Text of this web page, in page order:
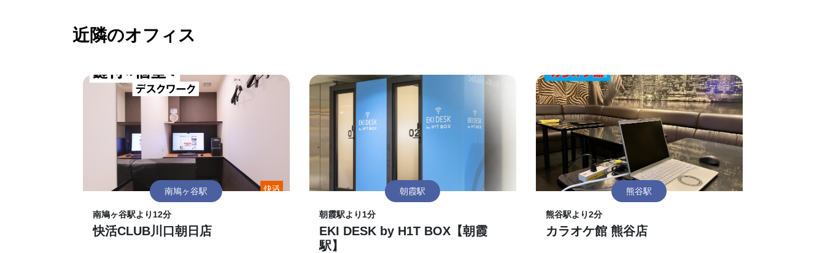
近隣のオフィス
南鳩ヶ谷駅
南鳩ヶ谷駅より12分
快活CLUB川口朝日店
朝霞駅
朝霞駅より1分
EKI DESK by H1T BOX【朝霞
駅】
熊谷駅
熊谷駅より2分
カラオケ館 熊谷店